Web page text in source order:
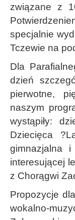
związane z
specjalnie
Tczewie na
Dla
dzień
pierwotne,
naszym
wystąpiły:
Dziecięca
gimnazjalna i
interesującej
z Chorągwi
Propozycje
wokalno-